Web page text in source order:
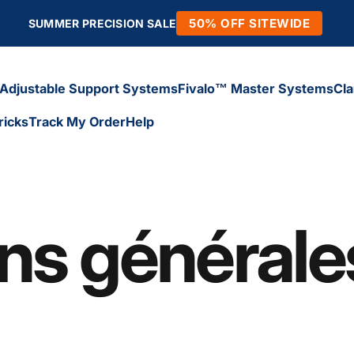
SUMMER PRECISION SALE 50% OFF SITEWIDE
Adjustable Support Systems
Adjustable Support Systems
Fivalo™ Master Systems
Track My OrderHelp